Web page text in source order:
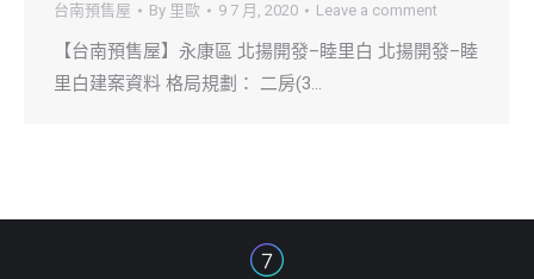
台南預售屋 By 里歐 9 7 月, 2020 Leave a comment
【台南預售屋】永康區 北揚開發–睦里白 北揚開發–睦
里白建案資料 格局規劃： 二房(3…